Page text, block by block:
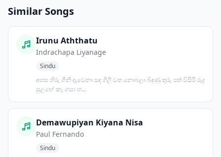
Similar Songs
Irunu Aththatu
Indrachapa Liyanage
Sindu
අහස හිරු ගිනි දැවෙනා සඳ ගිලී වත නොබලා බිඳුණු තුරු පත් විසිරී රුදු
සුලඟේ කෑ ගසා හ...
Demawupiyan Kiyana Nisa
Paul Fernando
Sindu